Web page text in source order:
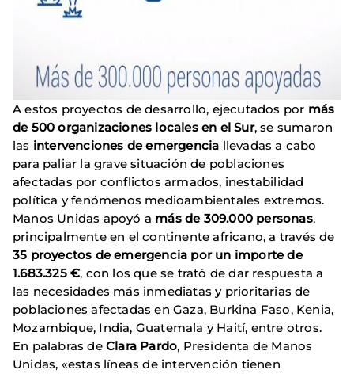
A estos proyectos de desarrollo, ejecutados por más
de 500 organizaciones locales en el Sur, se sumaron
las intervenciones de emergencia llevadas a cabo
para paliar la grave situación de poblaciones
afectadas por conflictos armados, inestabilidad
política y fenómenos medioambientales extremos.
Manos Unidas apoyó a más de 309.000 personas,
principalmente en el continente africano, a través de
35 proyectos de emergencia por un importe de
1.683.325 €, con los que se trató de dar respuesta a
las necesidades más inmediatas y prioritarias de
poblaciones afectadas en Gaza, Burkina Faso, Kenia,
Mozambique, India, Guatemala y Haití, entre otros.
En palabras de Clara Pardo, Presidenta de Manos
Unidas, «estas líneas de intervención tienen